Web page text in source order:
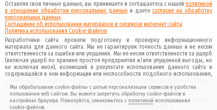
Оставляя свои личные данные, вы принимаете и соглашаетесь с нашей политикой
в отношении обработки персональных данных и даетеcогласие на обработку
персональных данных.
Соглашение об использовании материалов и сервисов интернет-сайта
Политика использования Cookie-файлов
Разработчики сайта провели подготовку и проверку информационного
материала для данного сайта. Мы не гарантируем точность данных и не несем
ответственности за ошибки или упущения. Мы не несем ответственности за ущерб
(включая ущерб по причине простоя предприятия и/или упущенной выгоды, но
не исключая иное), возникший в результате использования данного сайта и
содержащейся в нем информации или неспособности подобного использования,
данного сайта и данной информации.
* - данное изображение является картинкой декоративного смысла, продукция
поставляемая оснащена маркировкой и ярлыками производителя
Мы обрабатываем cookie-файлы с целью персонализации сервисов и удобства
пользования веб-сайтом. Вы можете запретить обработку cookie-файлов в
настройках браузера. Пожалуйста, ознакомьтесь с политикой использования
cookie-файлов.